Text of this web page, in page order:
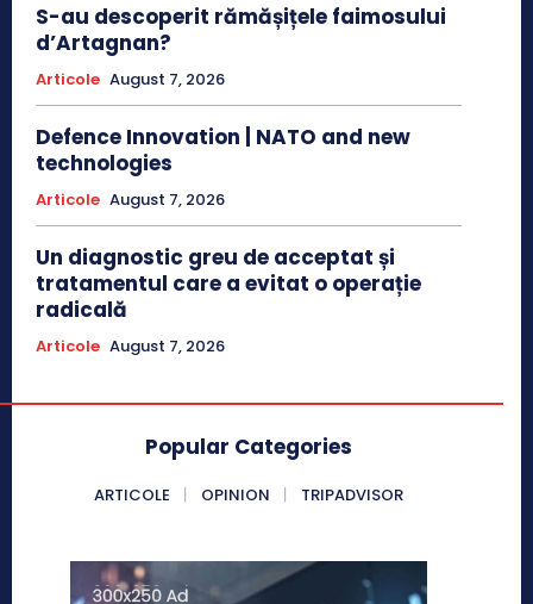
S-au descoperit rămășițele faimosului
d’Artagnan?
Articole August 7, 2026
Defence Innovation | NATO and new
technologies
Articole August 7, 2026
Un diagnostic greu de acceptat și
tratamentul care a evitat o operație
radicală
Articole August 7, 2026
Popular Categories
ARTICOLE OPINION TRIPADVISOR